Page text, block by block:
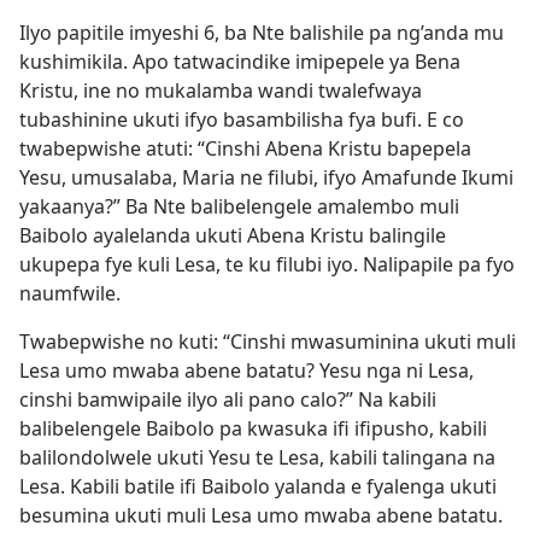
Ilyo papitile imyeshi 6, ba Nte balishile pa ng’anda mu
kushimikila. Apo tatwacindike imipepele ya Bena
Kristu, ine no mukalamba wandi twalefwaya
tubashinine ukuti ifyo basambilisha fya bufi. E co
twabepwishe atuti: “Cinshi Abena Kristu bapepela
Yesu, umusalaba, Maria ne filubi, ifyo Amafunde Ikumi
yakaanya?” Ba Nte balibelengele amalembo muli
Baibolo ayalelanda ukuti Abena Kristu balingile
ukupepa fye kuli Lesa, te ku filubi iyo. Nalipapile pa fyo
naumfwile.
Twabepwishe no kuti: “Cinshi mwasuminina ukuti muli
Lesa umo mwaba abene batatu? Yesu nga ni Lesa,
cinshi bamwipaile ilyo ali pano calo?” Na kabili
balibelengele Baibolo pa kwasuka ifi ifipusho, kabili
balilondolwele ukuti Yesu te Lesa, kabili talingana na
Lesa. Kabili batile ifi Baibolo yalanda e fyalenga ukuti
besumina ukuti muli Lesa umo mwaba abene batatu.